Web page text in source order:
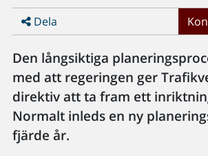
Dela
Den långsiktiga
med att regeringen ger
direktiv att ta fram ett
Normalt inleds en ny
fjärde år.